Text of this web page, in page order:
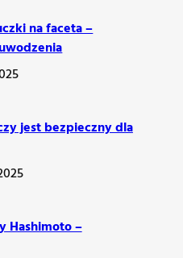
na faceta –
jest bezpieczny dla
Hashimoto –